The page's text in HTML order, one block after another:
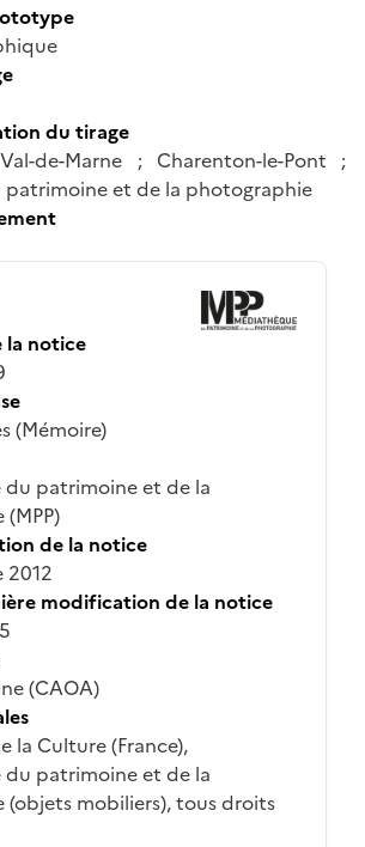
du tirage
de-Marne ; Charenton-le-Pont ;
et de la photographie
la notice
(Mémoire)
patrimoine et de la
de la notice
2012
modification de la notice
(CAOA)
la Culture (France),
patrimoine et de la
mobiliers), tous droits